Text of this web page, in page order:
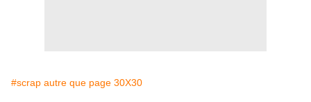
#scrap autre que page 30X30